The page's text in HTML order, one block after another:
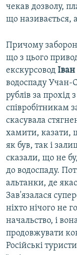
чекав дозволу,
що називається,
Причому
що з цього
екскурсовод
водоспаду Учан-
рублів за
співробітникам
скасувала
хамити, казати,
як був, так і
сказали, що не
до водоспаду.
альтанки, де
Зав'язалася
ніхто нічого не
начальство, і
продовжувати
Російські